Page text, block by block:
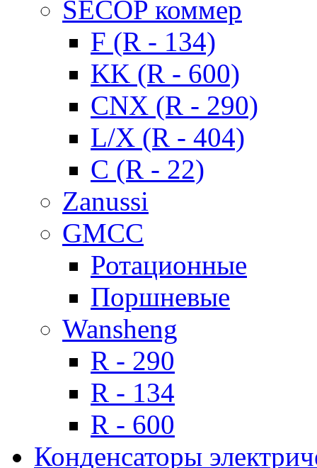
SECOP коммер
F (R - 134)
KK (R - 600)
CNX (R - 290)
L/X (R - 404)
C (R - 22)
Zanussi
GMCC
Ротационные
Поршневые
Wansheng
R - 290
R - 134
R - 600
Конденсаторы